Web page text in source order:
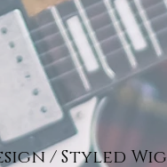
/ Styled Wig